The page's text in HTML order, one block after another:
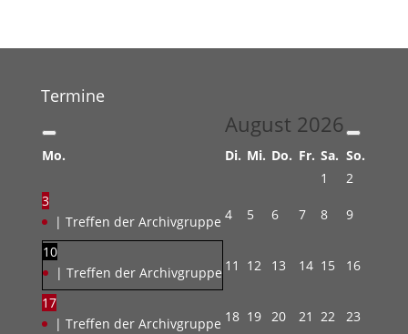
Termine
August 2026
Mo. Di. Mi. Do. Fr. Sa. So.
1
2
3
| Treffen der Archivgruppe 4 5 6 7 8 9
10
| Treffen der Archivgruppe 11 12 13 14 15 16
17
| Treffen der Archivgruppe 18 19 20 21 22 23